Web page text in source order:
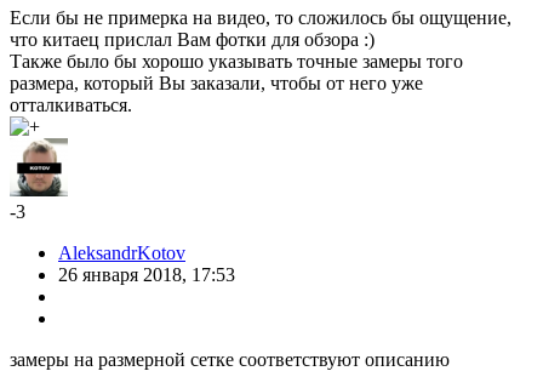
Если бы не примерка на видео, то сложилось бы ощущение,
что китаец прислал Вам фотки для обзора :)
Также было бы хорошо указывать точные замеры того
размера, который Вы заказали, чтобы от него уже
отталкиваться.
-3
AleksandrKotov
26 января 2018, 17:53
замеры на размерной сетке соответствуют описанию